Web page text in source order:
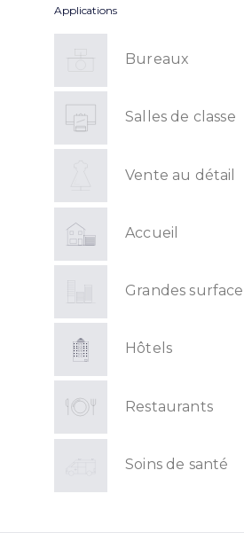
Applications
Bureaux
Salles de classe
Vente au détail
Accueil
Grandes
Hôtels
Restaurants
Soins de santé